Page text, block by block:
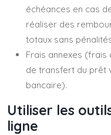
échéances en cas
réaliser des
totaux sans
Frais annexes
de transfert du prêt
bancaire).
Utiliser les
ligne